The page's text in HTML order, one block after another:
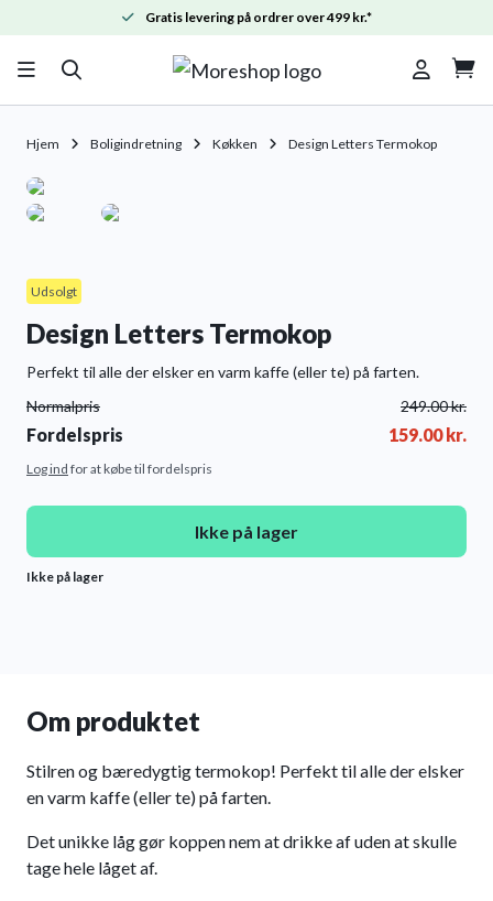
Gratis levering på ordrer over 499 kr.*

Hjem Boligindretning Køkken Design Letters Termokop
Udsolgt
Design Letters Termokop
Perfekt til alle der elsker en varm kaffe (eller te) på farten.
Normalpris
249.00kr.
Fordelspris 159.00kr.
Log ind for at købe til fordelspris
Ikke på lager
Ikke på lager
Om produktet
Stilren og bæredygtig termokop! Perfekt til alle der elsker
en varm kaffe (eller te) på farten.
Det unikke låg gør koppen nem at drikke af uden at skulle
tage hele låget af.